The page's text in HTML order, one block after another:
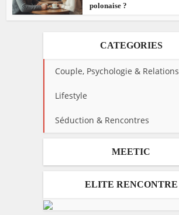
polonaise ?
CATEGORIES
Couple, Psychologie & Relations
Lifestyle
Séduction & Rencontres
MEETIC
ELITE RENCONTRE